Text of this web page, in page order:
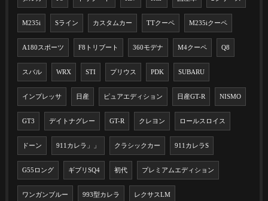
M235i Sライン カスタムカー TTクーペ M235iクーペ
A180スポーツ F8トリブート 360モデナ M4クーペ Q8
スバル WRX STI プリウス PDK SUBARU
インプレッサ 日産 ピュアエディション 日産GT-R NISMO
GT3 デイトナグレー GT-R クレヨン ロールスロイス
ドーン 911カレラ」」 クラシックカー 911カレラS
G55ロング ギブリSQ4 初代 プレミアムエディション
ワンガンブルー 993型カレラ レクサスLM